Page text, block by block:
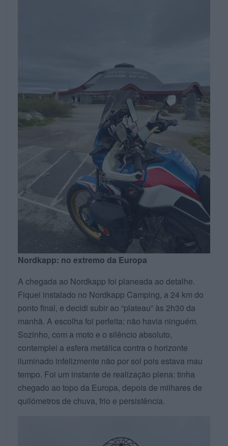
Nordkapp: no extremo da Europa
A chegada ao Nordkapp foi planeada ao detalhe.
Fiquei instalado no Nordkapp Camping, a 24 km do
ponto final, e decidi subir ao “plateau” às 2h30 da
manhã. A escolha foi perfeita: não havia ninguém.
Sozinho, com a moto e o silêncio absoluto,
contemplei a esfera metálica contra o horizonte
iluminado infelizmente não por sol pois estava mau
tempo. Foi um instante de realização plena: tinha
chegado ao topo da Europa, depois de milhares de
quilómetros de chuva, frio e persistência.